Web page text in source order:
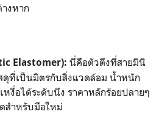
งหาก
Elastomer): นี่คือตัวตึงที่สายมินิ
ดุที่เป็นมิตรกับสิ่งแวดล้อม น้ำหนัก
งื่อได้ระดับนึง ราคาหลักร้อยปลายๆ
สำหรับมือใหม่